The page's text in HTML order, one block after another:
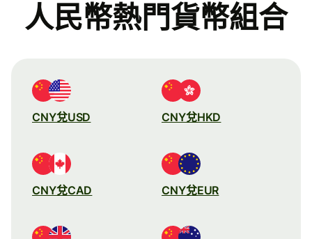
人民幣熱門貨幣組合
CNY兌USD CNY兌HKD
CNY兌CAD CNY兌EUR